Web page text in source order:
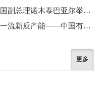
中铝集团董事长段向东与蒙古国副总理诺木泰巴亚尔举行会谈
锻造无愧时代无愧使命的世界一流新质产能——中国有色金属工业的战略应对与破局之道（二）
更多